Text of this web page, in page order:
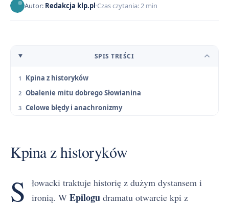
Autor: Redakcja klp.pl Czas czytania: 2 min
SPIS TREŚCI
Kpina z historyków
Obalenie mitu dobrego Słowianina
Celowe błędy i anachronizmy
Kpina z historyków
S
łowacki traktuje historię z dużym dystansem i
ironią. W Epilogu dramatu otwarcie kpi z